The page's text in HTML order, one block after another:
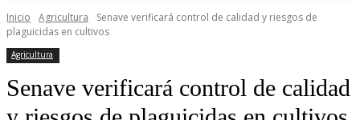
Inicio Agricultura
Senave verificará control de calidad y riesgos de
plaguicidas en cultivos
Agricultura
Senave verificará control de calidad